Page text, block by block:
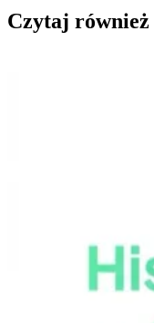
Czytaj również